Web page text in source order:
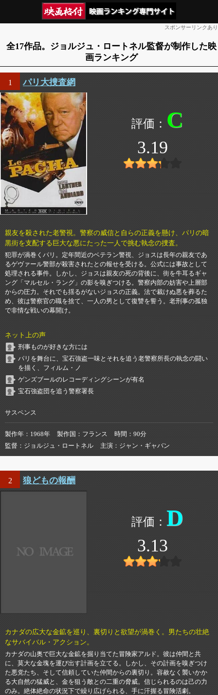
スポンサーリンクあり
全17作品。ジョルジュ・ロートネル監督が制作した映
画ランキング
1 パリ大捜査網
C
3.19
親友を殺された老警視。警察の威信と自らの正義を懸け、パリの暗
黒街を支配する巨大な悪にたった一人で挑む執念の捜査。
犯罪が渦巻くパリ。定年間近のベテラン警視、ジョスは長年の親友であ
るゲヴァール警部が殺害されたとの報せを受ける。公式には事故として
処理される事件。しかし、ジョスは親友の死の背後に、街を牛耳るギャ
ング「マルセル・ラング」の影を嗅ぎつける。警察内部の妨害や上層部
からの圧力。それでも揺るがないジョスの正義。法で裁けぬ悪を葬るた
め、彼は警察官の職を捨て、一人の男として復讐を誓う。老刑事の孤独
で非情な戦いの幕開け。
ネット上の声
刑事ものが好きな方には
パリを舞台に、宝石強盗一味とそれを追う老警察所長の執念の闘い
を描く、フィルム・ノ
ゲンズブールのレコーディングシーンが有名
宝石強盗団を追う警察署長
サスペンス
製作年 1968年 製作国 フランス 時間
90分
監督
ジョルジュ・ロートネル 主演 ジャン・ギャバン
2 狼どもの報酬
D
3.13
カナダの広大な金鉱を巡り、裏切りと欲望が渦巻く。男たちの壮絶
なサバイバル・アクション。
カナダの山奥で巨大な金鉱を掘り当てた冒険家アルド。彼は仲間と共
に、莫大な金塊を運び出す計画を立てる。しかし、その計画を嗅ぎつけ
た悪党たち、そして信頼していた仲間からの裏切り。容赦なく襲いかか
る大自然の猛威と、金を狙う敵との二重の脅威。信じられるのは己の力
のみ。絶体絶命の状況下で繰り広げられる、手に汗握る冒険活劇。